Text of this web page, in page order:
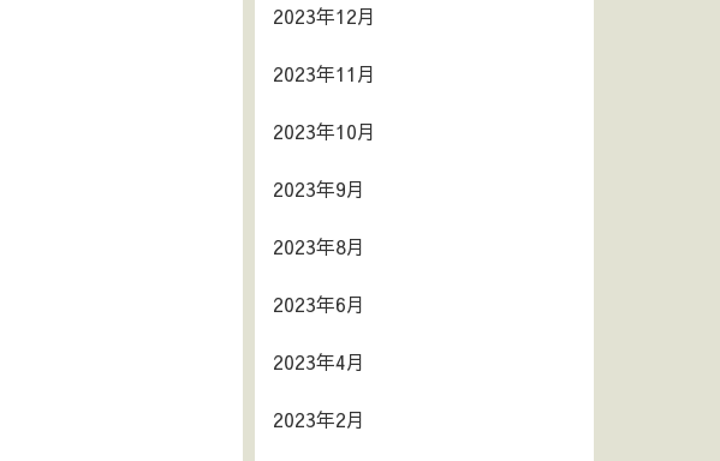
2023年12月
2023年11月
2023年10月
2023年9月
2023年8月
2023年6月
2023年4月
2023年2月